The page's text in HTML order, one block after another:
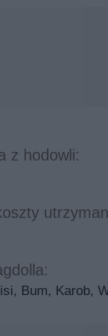
z hodowli:
Bum, Karob,